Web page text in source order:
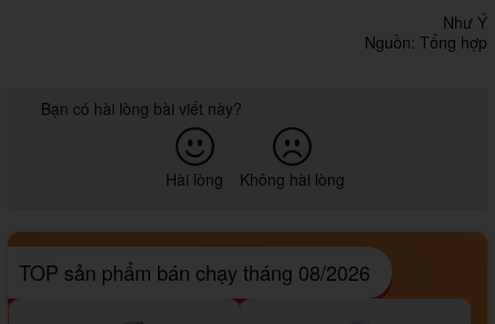
Như Ý
Nguồn: Tổng hợp
Bạn có hài lòng bài viết này?
Hài lòng Không hài lòng
TOP sản phẩm bán chạy tháng 08/2026